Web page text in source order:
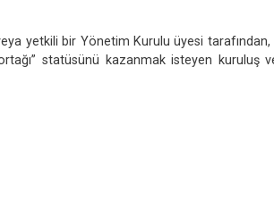
yetkili bir Yönetim Kurulu üyesi tarafından,
statüsünü kazanmak isteyen